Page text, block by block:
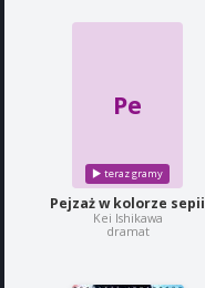
Pe
Pejzaż w kolorze sepii
Kei Ishikawa
dramat